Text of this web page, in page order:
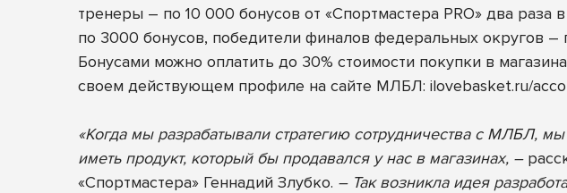
тренеры – по 10 000 бонусов от «Спортмастера PRO» два
по 3000 бонусов, победители финалов федеральных округов
Бонусами можно оплатить до 30% стоимости покупки в
своем действующем профиле на сайте МЛБЛ: ilovebasket.ru/
«Когда мы разрабатывали стратегию сотрудничества с МЛБЛ,
иметь продукт, который бы продавался у нас в магазинах, –
«Спортмастера» Геннадий Злубко. – Так возникла идея